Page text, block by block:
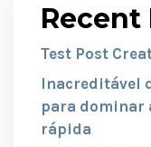
Recent
Test Post
Inacreditável
para dominar
rápida